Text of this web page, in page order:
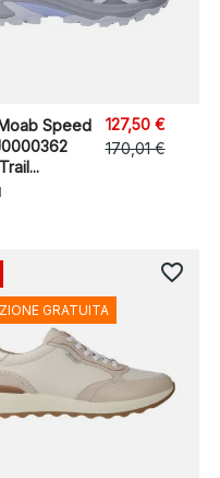
Speed
127,50 €
170,01 €
GRATUITA
favorite_border